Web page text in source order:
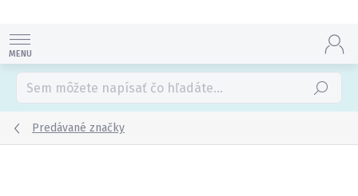
obsah
Hľadať
Predávané značky